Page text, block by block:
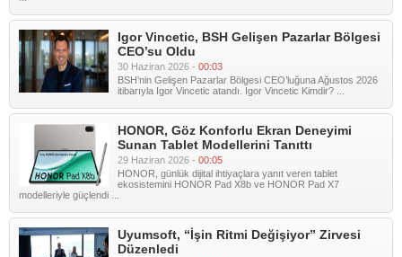
Igor Vincetic, BSH Gelişen PazarIar Bölgesi
CEO’su Oldu
30 Haziran 2026 - 00:03
BSH’nin Gelişen Pazarlar Bölgesi CEO’luğuna Ağustos 2026
itibarıyla Igor Vincetic atandı. Igor Vincetic Kimdir? ...
HONOR, Göz Konforlu Ekran Deneyimi
Sunan Tablet Modellerini Tanıttı
29 Haziran 2026 - 00:05
HONOR, günlük dijital ihtiyaçlara yanıt veren tablet
ekosistemini HONOR Pad X8b ve HONOR Pad X7
modelleriyle güçlendi ...
Uyumsoft, “İşin Ritmi Değişiyor” Zirvesi
Düzenledi